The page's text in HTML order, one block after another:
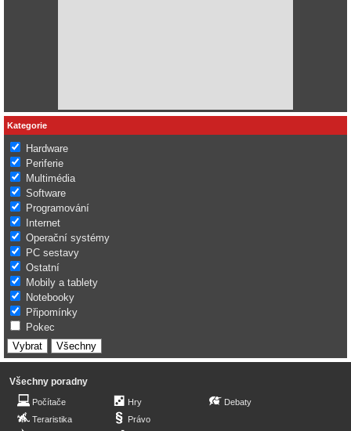
Kategorie
Hardware
Periferie
Multimédia
Software
Programování
Internet
Operační systémy
PC sestavy
Ostatní
Mobily a tablety
Notebooky
Připomínky
Pokec
Všechny poradny
Počítače
Teraristika
Hry
Právo
Debaty